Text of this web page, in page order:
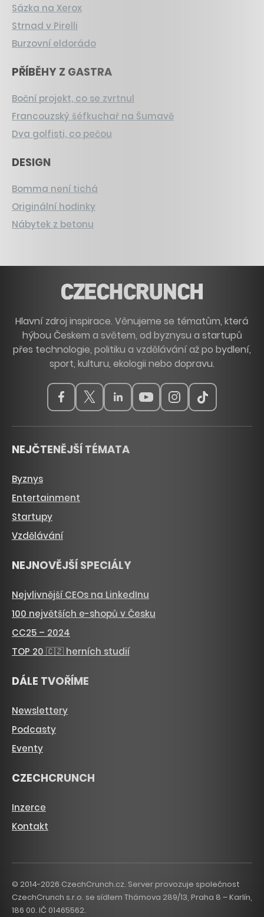
Sázka na Xerox
Strnad v Pirelli
Burzovní eldorádo
PŘÍBĚHY Z GASTRA
Boční projekt, co se zvrtnul
Francouzský šéfkuchař na Šumavě
Dva golfisti, co pečou
DESIGN
Bomma není tichá
Originální hodinky
Nábytek z betonu
Hlavní zdroj inspirace. Věnujeme se tématům, která
hýbou Českem a světem, od byznysu a startupů
přes technologie, politiku a vzdělávání až po bydlení,
sport, kulturu, ekologii nebo dopravu.
NEJČTENĚJŠÍ TÉMATA
Byznys
Entertainment
Startupy
Vzdělávání
NEJNOVĚJŠÍ SPECIÁLY
Nejvlivnější CEOs na LinkedInu
100 největších e-shopů v Česku
CC25 – 2024
TOP 20 🇨🇿 herních studií
DÁLE TVOŘÍME
Newslettery
Podcasty
Eventy
CZECHCRUNCH
Inzerce
Kontakt
© 2014-2026 CzechCrunch.cz. Server provozuje společnost
CzechCrunch s.r.o. se sídlem Thámova 289/13, Praha 8 – Karlín,
186 00. IČ 01465562.